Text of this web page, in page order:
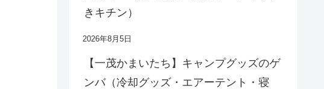
きキチン）
2026年8月5日
【一茂かまいたち】キャンプグッズのゲ
ンバ（冷却グッズ・エアーテント・寝